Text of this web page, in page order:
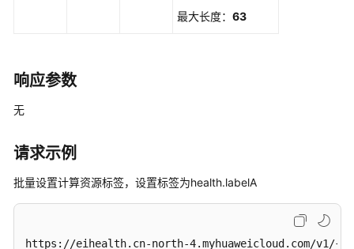
管
理
资
源
扩
最大长度： 63
响应参数
无
请求示例
批量设置计算资源标签，设置标签为health.labelA
https://eihealth.cn-north-4.myhuaweicloud.com/v1/